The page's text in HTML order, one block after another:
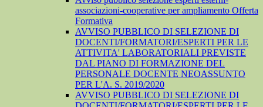
associazioni-cooperative per ampliamento Offerta
Formativa
AVVISO PUBBLICO DI SELEZIONE DI
DOCENTI/FORMATORI/ESPERTI PER LE
ATTIVITA' LABORATORIALI PREVISTE
DAL PIANO DI FORMAZIONE DEL
PERSONALE DOCENTE NEOASSUNTO
PER L'A. S. 2019/2020
AVVISO PUBBLICO DI SELEZIONE DI